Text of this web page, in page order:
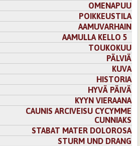
OMENAPUU
POIKKEUSTILA
AAMUVARHAIN
AAMULLA KELLO 5
TOUKOKUU
PÄLVIÄ
KUVA
HISTORIA
HYVÄ PÄIVÄ
KYYN VIERAANA
CAUNIS ARCIVEISU CYCYMME
CUNNIAKS
STABAT MATER DOLOROSA
STURM UND DRANG